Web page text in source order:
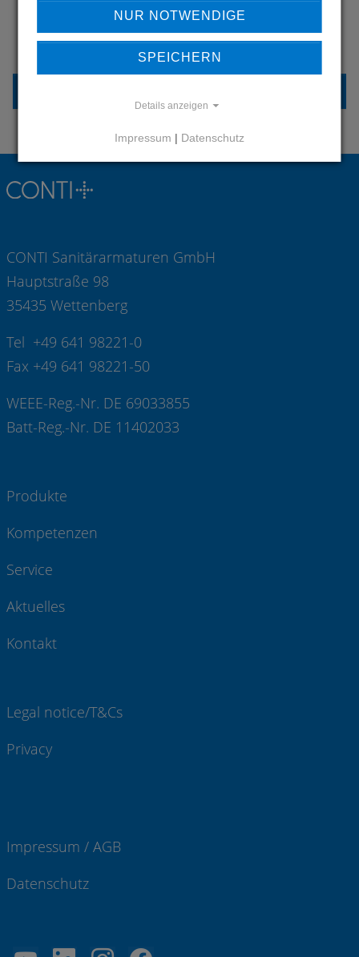
HABEN SIE FRAGEN?
KONTAKTIEREN SIE UNS
CONTI Sanitärarmaturen GmbH
Hauptstraße 98
35435 Wettenberg
Tel +49 641 98221-0
Fax +49 641 98221-50
WEEE-Reg.-Nr. DE 69033855
Batt-Reg.-Nr. DE 11402033
Produkte
Kompetenzen
Service
Aktuelles
Kontakt
Legal notice/T&Cs
Privacy
Impressum / AGB
Datenschutz
NUR NOTWENDIGE
SPEICHERN
Details anzeigen
Impressum | Datenschutz